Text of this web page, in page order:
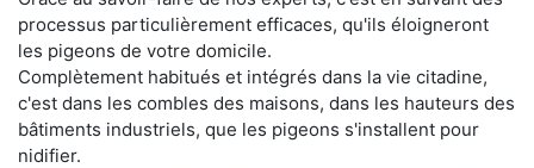
processus particulièrement efficaces, qu'ils éloigneront
les pigeons de votre domicile.
Complètement habitués et intégrés dans la vie citadine,
c'est dans les combles des maisons, dans les hauteurs des
bâtiments industriels, que les pigeons s'installent pour
nidifier.